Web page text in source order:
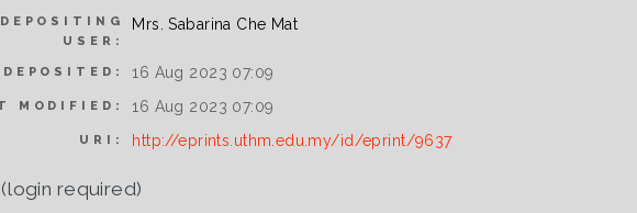
DEPOSITING
USER:
Mrs. Sabarina Che Mat
DEPOSITED: 16 Aug 2023 07:09
MODIFIED: 16 Aug 2023 07:09
URI: http://eprints.uthm.edu.my/id/eprint/9637
required)